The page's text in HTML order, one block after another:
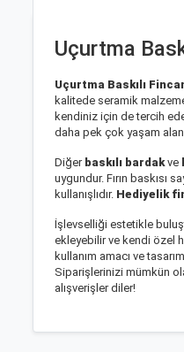
Uçurtma
Uçurtma Baskılı
kalitede seramik
kendiniz için de tercih
daha pek çok yaşam
Diğer baskılı bardakve
uygundur. Fırın baskısı
kullanışlıdır. Hediyelik
İşlevselliği estetikle
ekleyebilir ve kendi özel
kullanım amacı ve
Siparişlerinizi mümkün
alışverişler diler!